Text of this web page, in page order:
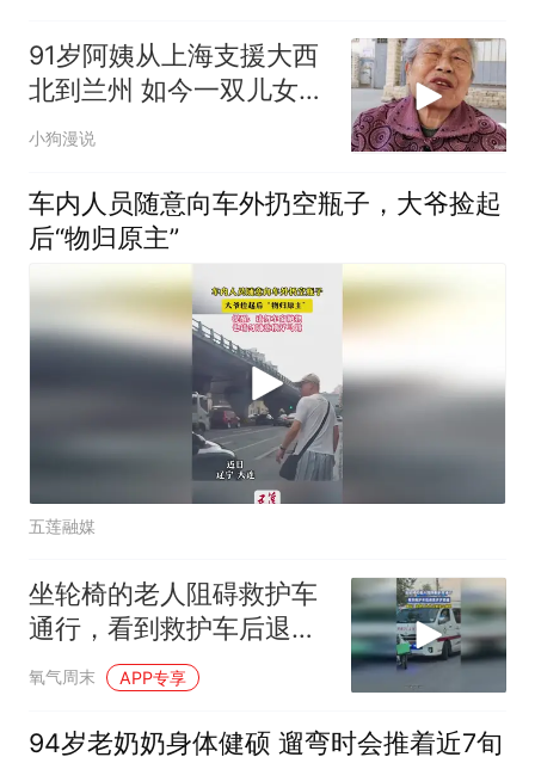
91岁阿姨从上海支援大西
北到兰州 如今一双儿女成
了她的遗
小狗漫说
车内人员随意向车外扔空瓶子，大爷捡起
后“物归原主”
五莲融媒
坐轮椅的老人阻碍救护车
通行，看到救护车后退竟
步步紧逼，网友：这老人
为什么要这么做呢
氧气周末 APP专享
94岁老奶奶身体健硕 遛弯时会推着近7旬